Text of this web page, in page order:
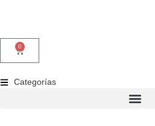
0
Categorías